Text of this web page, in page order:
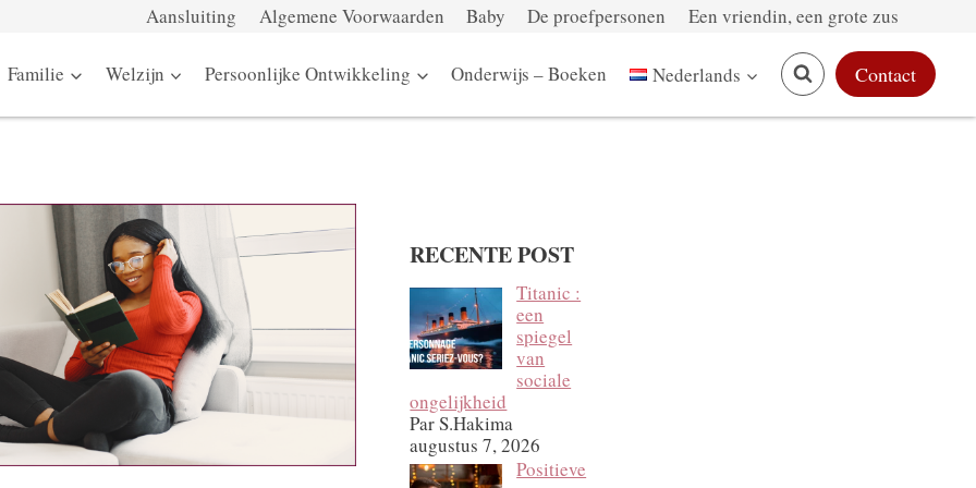
Aansluiting Algemene Voorwaarden Baby De proefpersonen Een vriendin, een grote zus
Familie Welzijn Persoonlijke Ontwikkeling Onderwijs – Boeken Nederlands Contact
RECENTE POST
Titanic :
een
spiegel
van
sociale
ongelijkheid
Par S.Hakima
augustus 7, 2026
Positieve